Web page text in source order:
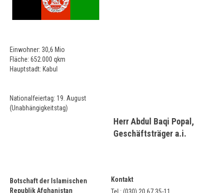
Einwohner: 30,6 Mio
Fläche: 652.000 qkm
Hauptstadt: Kabul
Nationalfeiertag: 19. August
(Unabhängigkeitstag)
Herr Abdul Baqi Popal,
Geschäftsträger a.i.
Botschaft der Islamischen
Republik Afghanistan
Kontakt